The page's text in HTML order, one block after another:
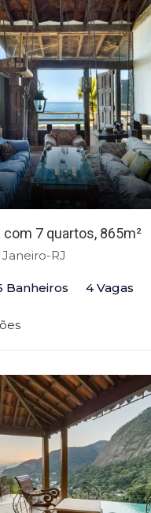
com 7 quartos, 865m²
RJ
Banheiros 4 Vagas